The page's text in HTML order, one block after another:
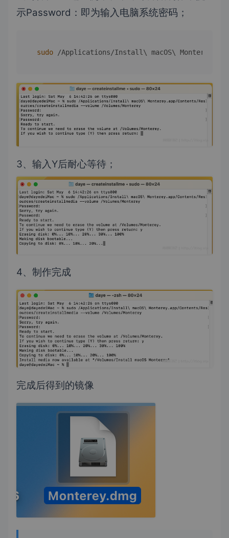
示Password：即为输入电脑系统密码；
sudo /Applications/Install\ macOS\
3、输入Y后耐心等待；
4、制作完成
完成后得到的镜像